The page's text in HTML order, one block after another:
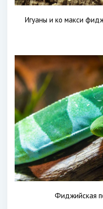
Игуаны и ко макси
Фиджийская